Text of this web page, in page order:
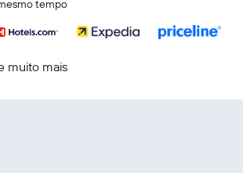
tempo
e muito mais